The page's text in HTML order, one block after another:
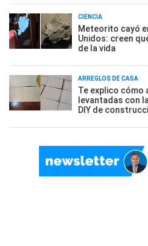
CIENCIA
Meteorito cayó
Unidos: creen
de la vida
ARREGLOS DE CASA
Te explico cómo
levantadas con
DIY de